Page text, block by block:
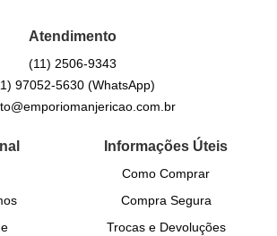
Atendimento
(11) 2506-9343
97052-5630(WhatsApp)
Informações Úteis
Como Comprar
Compra Segura
Trocas e Devoluções